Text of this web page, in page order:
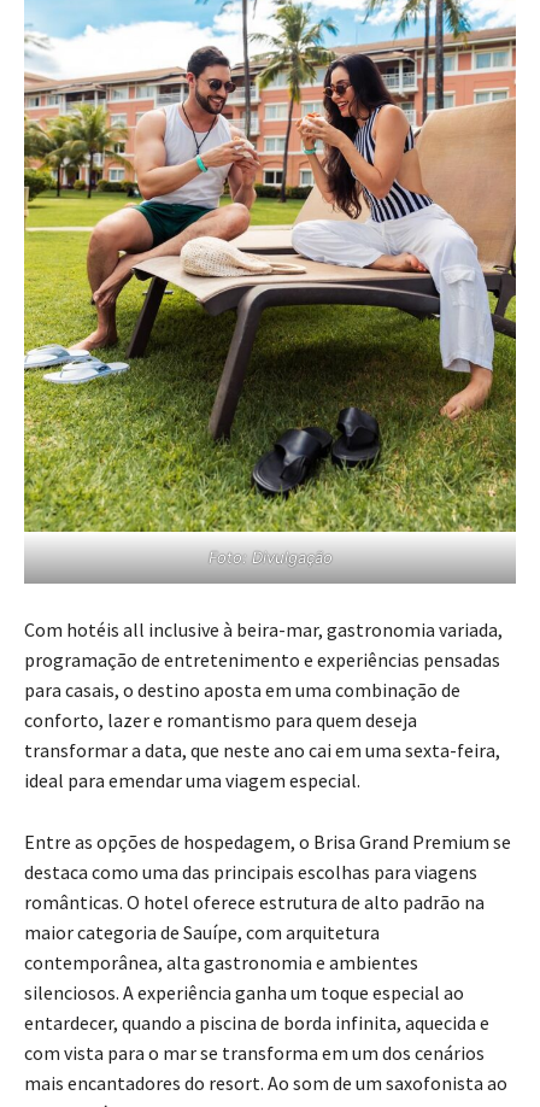
Foto: Divulgação
Com hotéis all inclusive à beira-mar, gastronomia variada,
programação de entretenimento e experiências pensadas
para casais, o destino aposta em uma combinação de
conforto, lazer e romantismo para quem deseja
transformar a data, que neste ano cai em uma sexta-feira,
ideal para emendar uma viagem especial.
Entre as opções de hospedagem, o Brisa Grand Premium se
destaca como uma das principais escolhas para viagens
românticas. O hotel oferece estrutura de alto padrão na
maior categoria de Sauípe, com arquitetura
contemporânea, alta gastronomia e ambientes
silenciosos. A experiência ganha um toque especial ao
entardecer, quando a piscina de borda infinita, aquecida e
com vista para o mar se transforma em um dos cenários
mais encantadores do resort. Ao som de um saxofonista ao